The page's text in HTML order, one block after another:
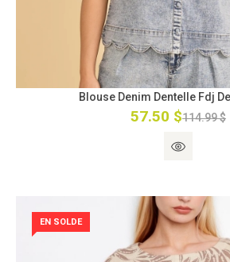
Blouse Denim Dentelle Fdj
57.50 $114.99 $
EN SOLDE